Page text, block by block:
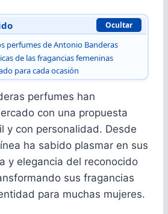
Ocultar
perfumes de Antonio Banderas
de las fragancias femeninas
para cada ocasión
perfumes han
con una propuesta
y con personalidad. Desde
ha sabido plasmar en sus
y elegancia del reconocido
sus fragancias
para muchas mujeres.